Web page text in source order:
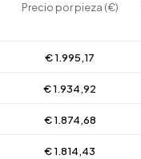
Precio por pieza (€)
€ 1.995,17
€ 1.934,92
€ 1.874,68
€ 1.814,43